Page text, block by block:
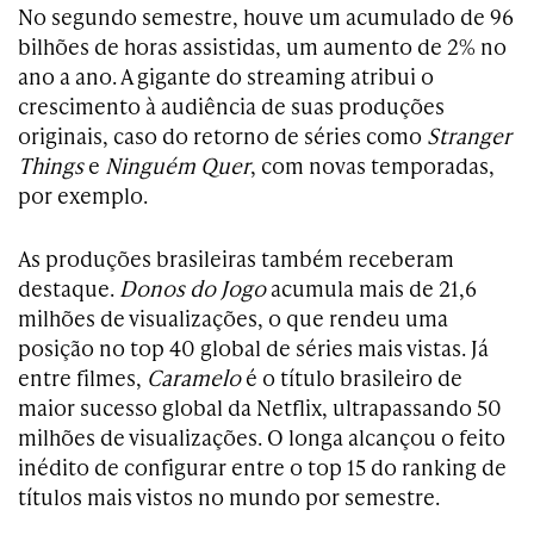
No segundo semestre, houve um acumulado de 96
bilhões de horas assistidas, um aumento de 2% no
ano a ano. A gigante do streaming atribui o
crescimento à audiência de suas produções
originais, caso do retorno de séries como Stranger
Thingse Ninguém Quer, com novas temporadas,
por exemplo.
As produções brasileiras também receberam
destaque. Donos do Jogoacumula mais de 21,6
milhões de visualizações, o que rendeu uma
posição no top 40 global de séries mais vistas. Já
entre filmes, Carameloé o título brasileiro de
maior sucesso global da Netflix, ultrapassando 50
milhões de visualizações. O longa alcançou o feito
inédito de configurar entre o top 15 do ranking de
títulos mais vistos no mundo por semestre.